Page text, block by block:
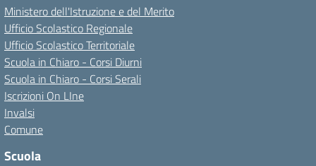
Ministero dell'Istruzione e del Merito
Ufficio Scolastico Regionale
Ufficio Scolastico Territoriale
Scuola in Chiaro - Corsi Diurni
Scuola in Chiaro - Corsi Serali
Iscrizioni On LIne
Invalsi
Comune
Scuola